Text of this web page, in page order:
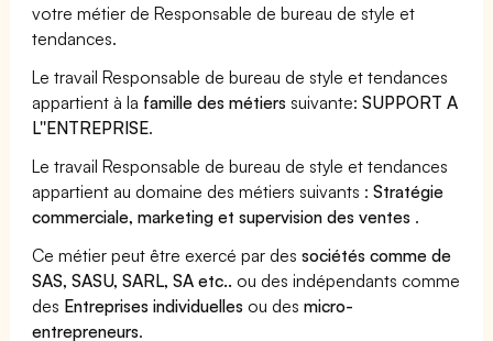
votre métier de Responsable de bureau de style et
tendances.
Le travail Responsable de bureau de style et tendances
appartient à la famille des métiers suivante:SUPPORT A
L''ENTREPRISE.
Le travail Responsable de bureau de style et tendances
appartient au domaine des métiers suivants :Stratégie
commerciale, marketing et supervision des ventes .
Ce métier peut être exercé par dessociétés comme de
SAS, SASU, SARL, SA etc.. ou des indépendants comme
des Entreprises individuelles ou desmicro-
entrepreneurs.